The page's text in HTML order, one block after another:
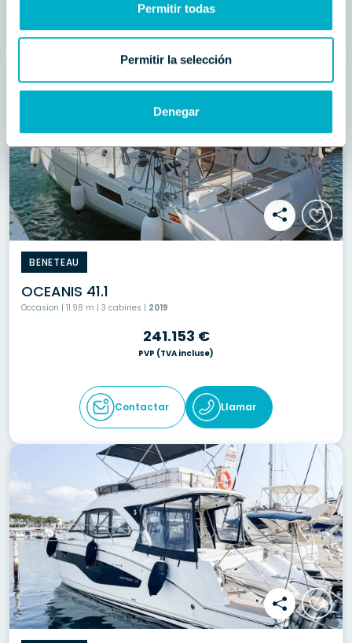
Permitir todas
Permitir la selección
Denegar
Contactar
BENETEAU
OCEANIS 41.1
Occasion | 11.98 m | 3 cabines | 2019
241.153 €
PVP (TVA incluse)
Contactar Llamar